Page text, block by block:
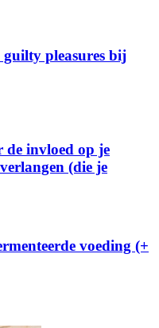
guilty pleasures bij
de invloed op je
(die je
voeding (+